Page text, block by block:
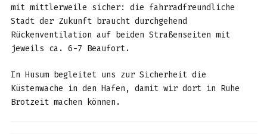
mit mittlerweile sicher: die fahrradfreundliche
Stadt der Zukunft braucht durchgehend
Rückenventilation auf beiden Straßenseiten mit
jeweils ca. 6-7 Beaufort.
In Husum begleitet uns zur Sicherheit die
Küstenwache in den Hafen, damit wir dort in Ruhe
Brotzeit machen können.